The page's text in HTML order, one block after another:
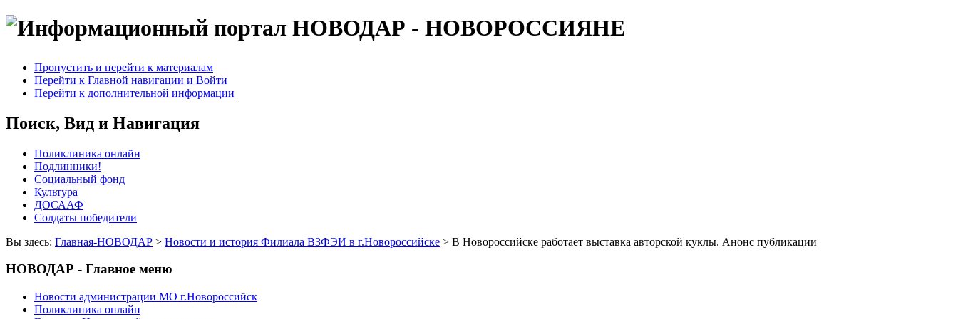
Пропустить и перейти к материалам
Перейти к Главной навигации и Войти
Перейти к дополнительной информации
Поиск, Вид и Навигация
Поликлиника онлайн
Подлинники!
Социальный фонд
Культура
ДОСААФ
Солдаты победители
Вы здесь: Главная-НОВОДАР > Новости и история Филиала ВЗФЭИ в г.Новороссийске > В Новороссийске работает выставка авторской куклы. Анонс публикации
НОВОДАР - Главное меню
Новости администрации МО г.Новороссийск
Поликлиника онлайн